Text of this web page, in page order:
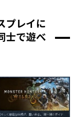
プレイに
士で遊べ